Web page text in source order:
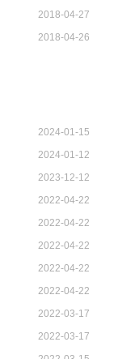
2018-04-27
2018-04-26
2024-01-15
2024-01-12
2023-12-12
2022-04-22
2022-04-22
2022-04-22
2022-04-22
2022-04-22
2022-03-17
2022-03-17